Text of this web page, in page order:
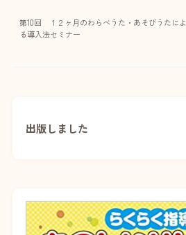
第10回 １２ヶ月のわらべうた・あそびうたによ
る導入法セミナー
出版しました